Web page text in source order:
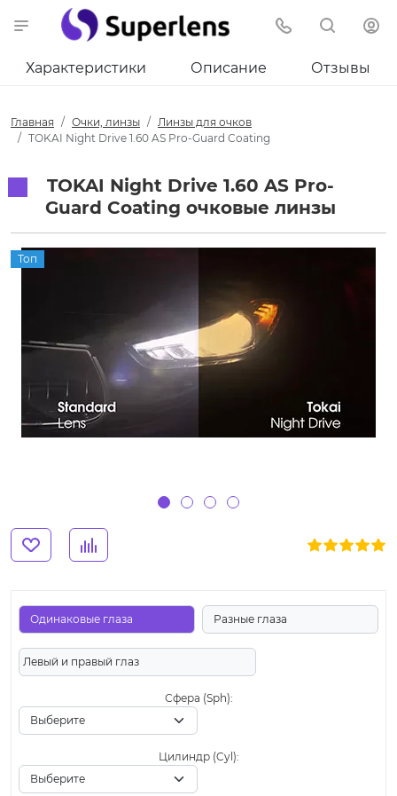
Характеристики Описание Отзывы
Главная Очки, линзы
Линзы для очков
TOKAI Night Drive 1.60 AS Pro-Guard Coating
TOKAI Night Drive 1.60 AS Pro-
Guard Coating очковые линзы
Топ
Одинаковые глаза Разные глаза
Левый и правый глаз
Сфера (Sph):
Цилиндр (Cyl):